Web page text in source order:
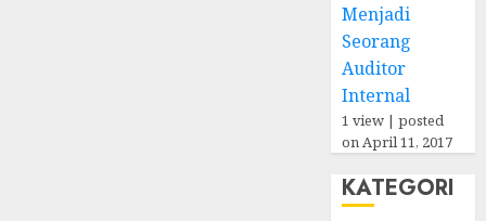
Menjadi
Seorang
Auditor
Internal
1 view |posted
on April 11, 2017
KATEGORI